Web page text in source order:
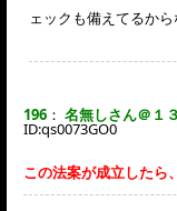
ェックも備えてるから
196 ： 名無しさん＠１
ID:qs0073GO0
この法案が成立したら